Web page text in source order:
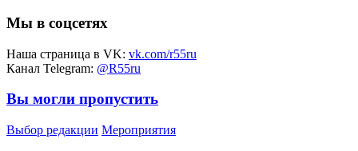
Мы в соцсетях
Наша страница в VK: vk.com/r55ru
Канал Telegram: @R55ru
Вы могли пропустить
Выбор редакции Мероприятия